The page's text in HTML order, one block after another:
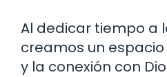
Al dedicar tiempo a
creamos un
y la conexión con